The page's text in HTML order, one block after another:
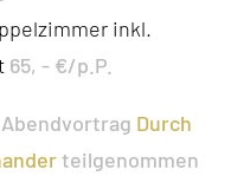
inkl.
65, - €/p.P.
Abendvortrag Durch
teilgenommen